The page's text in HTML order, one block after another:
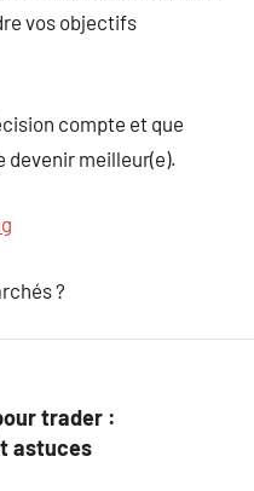
vos objectifs
compte et que
devenir meilleur(e).
?
trader :
astuces